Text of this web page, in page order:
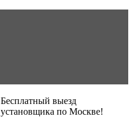
Бесплатный выезд
установщика по Москве!